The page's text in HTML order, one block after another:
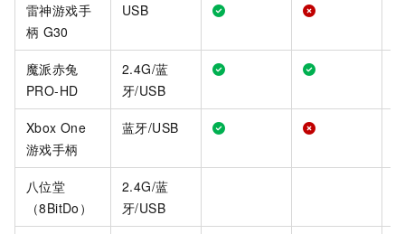
雷神游戏手
柄 G30
USB
魔派赤兔
PRO-HD
2.4G/蓝
牙/USB
Xbox One
游戏手柄
蓝牙/USB
八位堂
（8BitDo）
2.4G/蓝
牙/USB